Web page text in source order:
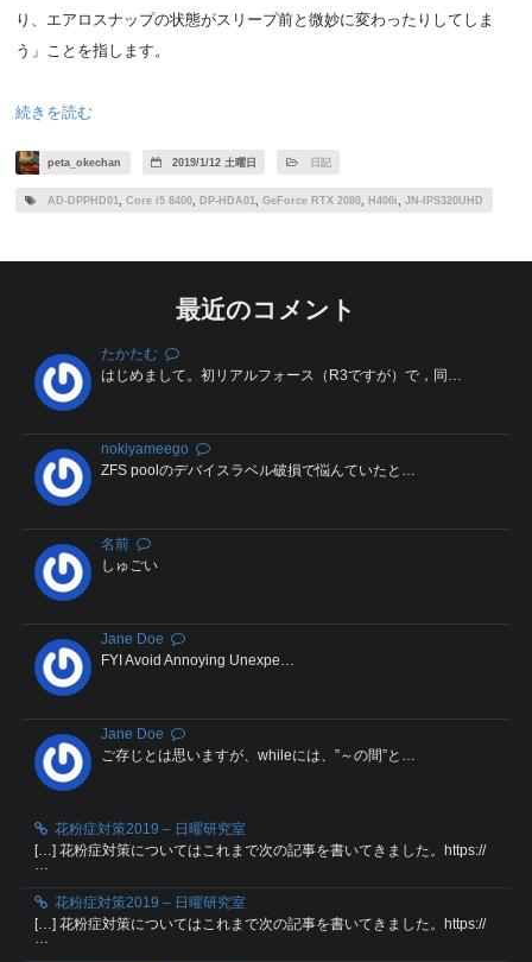
り、エアロスナップの状態がスリープ前と微妙に変わったりしてしま
う」ことを指します。
続きを読む
peta_okechan 2019/1/12 土曜日 日記
AD-DPPHD01 ,Core i5 8400 DP-HDA01 ,GeForce RTX 2080 H400i ,JN-IPS320UHD
最近のコメント
たかたむ
はじめまして。初リアルフォース（R3ですが）で，同…
nokiyameego
ZFS poolのデバイスラベル破損で悩んていたと…
名前
しゅごい
Jane Doe
FYI Avoid Annoying Unexpe…
Jane Doe
ご存じとは思いますが、whileには、”～の間”と…
花粉症対策2019 – 日曜研究室
[…] 花粉症対策についてはこれまで次の記事を書いてきました。https://
花粉症対策2019 – 日曜研究室
[…] 花粉症対策についてはこれまで次の記事を書いてきました。https://